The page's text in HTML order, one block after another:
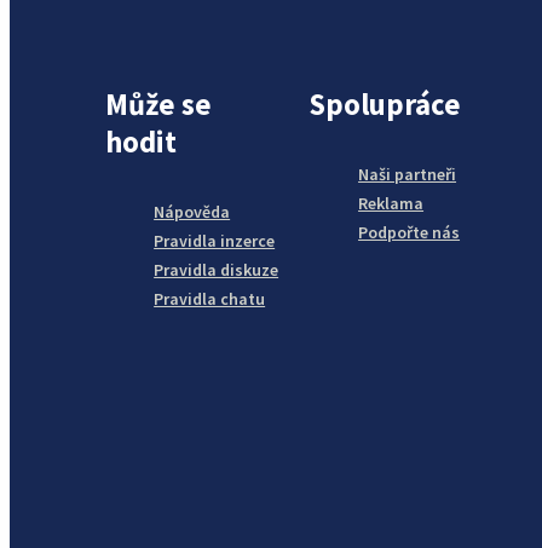
Může se
hodit
Nápověda
Pravidla inzerce
Pravidla diskuze
Pravidla chatu
Spolupráce
Naši partneři
Reklama
Podpořte nás